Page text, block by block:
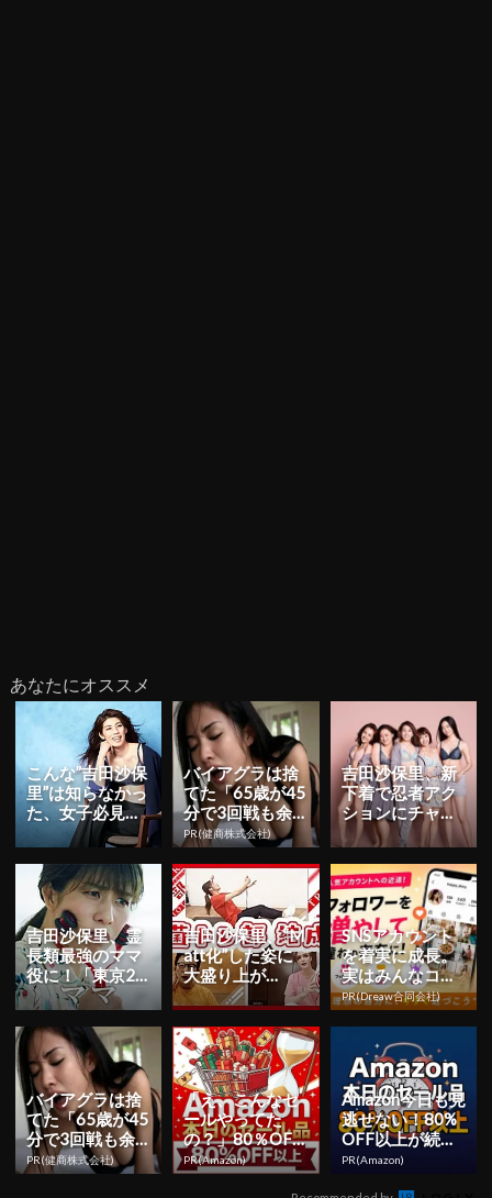
あなたにオススメ
こんな”吉田沙保
里”は知らなかっ
た、女子必見の
霊長類最強ボデ
ィを披露！
バイアグラは捨
てた「65歳が45
分で3回戦も余
裕」1日31円で
朝まで絶好調！
PR(健商株式会社)
吉田沙保里、新
下着で忍者アク
ションにチャレ
ンジ！？新ビジ
ュアルでは健康
的な美ボデ...
吉田沙保里、霊
長類最強のママ
役に！「東京20
20オリンピック
The Offic...
吉田沙保里、“M
att化”した姿に
大盛り上が
り！？古舘伊知
郎、Mattら異色
の3...
SNSアカウント
を着実に成長。
実はみんなココ
使ってます。
PR(Dreaw合同会社)
バイアグラは捨
てた「65歳が45
分で3回戦も余
裕」980円で朝
まで絶好調！
PR(健商株式会社)
「え、こんなセ
ールやってた
の？」80％OFF
以上が続々登
場！Amazonの本
PR(Amazon)
Amazon今日も見
逃せない！80%
OFF以上が続々
登場
PR(Amazon)